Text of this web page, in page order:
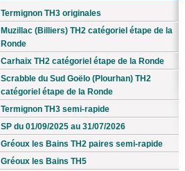
Termignon TH3 originales
Muzillac (Billiers) TH2 catégoriel étape de la
Ronde
Carhaix TH2 catégoriel étape de la Ronde
Scrabble du Sud Goëlo (Plourhan) TH2
catégoriel étape de la Ronde
Termignon TH3 semi-rapide
SP du 01/09/2025 au 31/07/2026
Gréoux les Bains TH2 paires semi-rapide
Gréoux les Bains TH5